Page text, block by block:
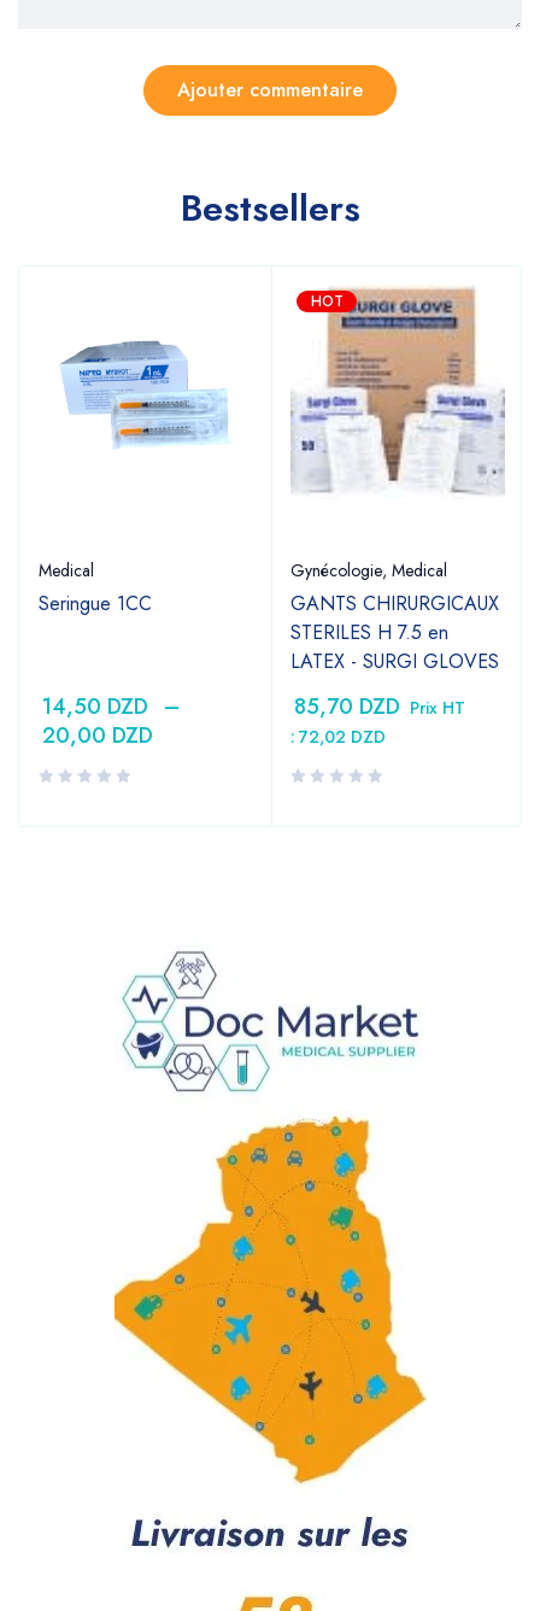
Bestsellers
Medical
Seringue 1CC
14,50 DZD –
20,00 DZD
HOT
Gynécologie, Medical
GANTS CHIRURGICAUX
STERILES H 7.5 en
LATEX - SURGI GLOVES
85,70 DZD Prix HT
: 72,02 DZD